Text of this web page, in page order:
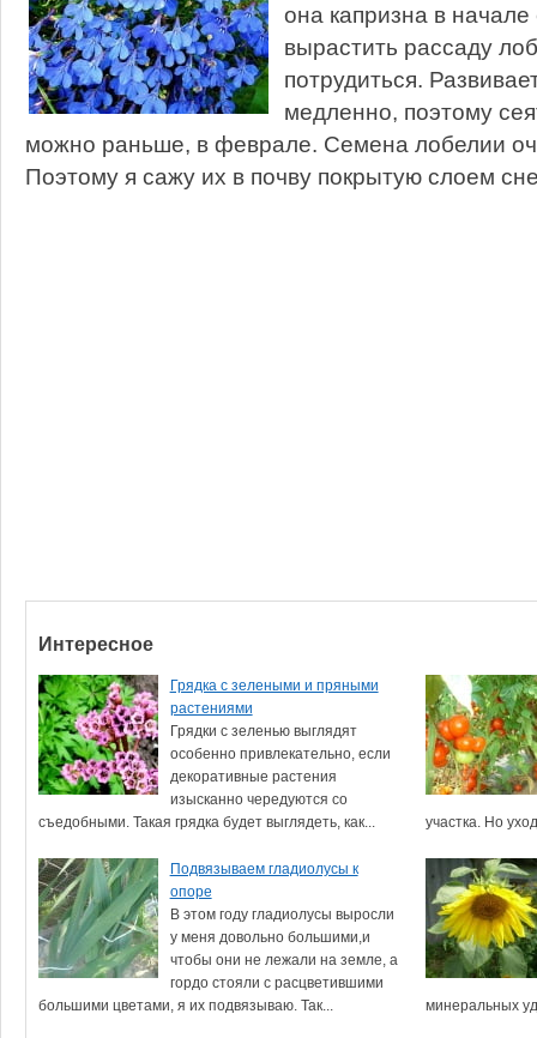
она капризна в
вырастить рассаду
потрудиться.
медленно, поэтому
можно раньше, в феврале. Семена лобелии
Поэтому я сажу их в почву покрытую слоем
Интересное
Грядка с зелеными и пряными
растениями
Грядки с зеленью выглядят
особенно привлекательно, если
декоративные растения
изысканно чередуются со
съедобными. Такая грядка будет выглядеть, как...
участка. Но
Подвязываем гладиолусы к
опоре
В этом году гладиолусы выросли
у меня довольно большими,и
чтобы они не лежали на земле, а
гордо стояли с расцветившими
большими цветами, я их подвязываю. Так...
минеральных